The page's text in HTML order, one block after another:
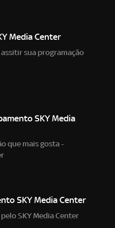
Media Center
sua programação
SKY Media
que mais gosta -
SKY Media Center
SKY Media Center